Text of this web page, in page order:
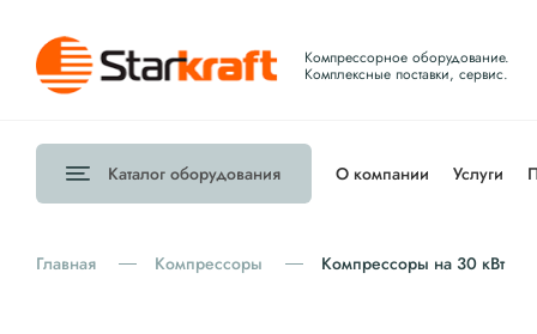
Компрессорное оборудование.
Комплексные поставки, сервис.
Каталог оборудования О компании Услуги
Главная Компрессоры Компрессоры на 30 кВт